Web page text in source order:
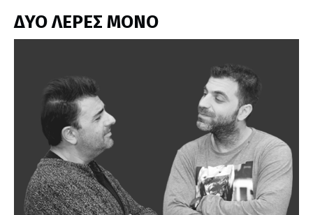
ΔΥΟ ΛΕΡΕΣ ΜΟΝΟ